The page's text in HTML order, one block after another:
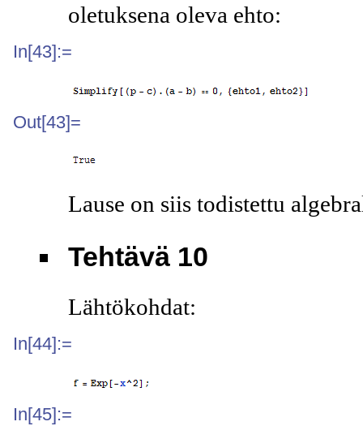
oletuksena oleva ehto:
In[43]:=
Out[43]=
Lause on siis todistettu
Tehtävä 10
Lähtökohdat:
In[44]:=
In[45]:=